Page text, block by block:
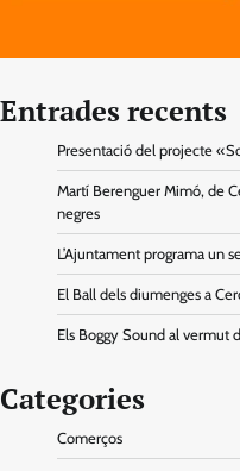
Entrades recents
Presentació del projecte
Martí Berenguer Mimó, de
negres
L’Ajuntament programa un
El Ball dels diumenges a
Els Boggy Sound al vermut
Categories
Comerços